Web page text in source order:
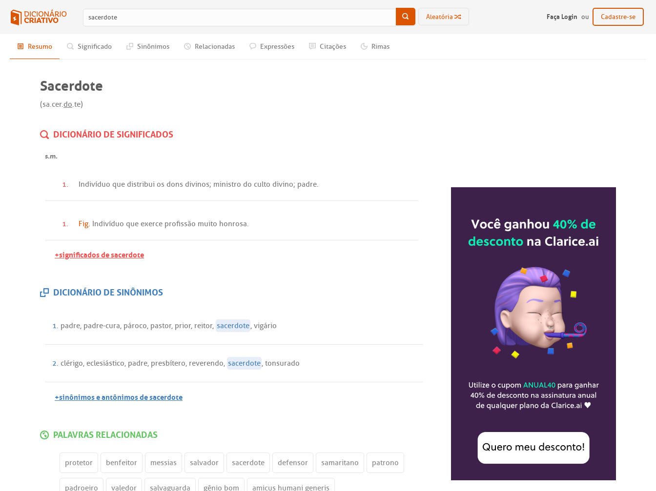
Aleatória Faça Login ou Cadastre-se
Resumo Significado Sinônimos Relacionadas Expressões Citações Rimas
Sacerdote
(sa.cer.do.te)
DICIONÁRIO DE SIGNIFICADOS
s.m.
1. Indivíduo que distribui os dons divinos; ministro do culto divino; padre.
1. Fig. Indivíduo que exerce profissão muito honrosa.
+significados de sacerdote
DICIONÁRIO DE SINÔNIMOS
1. padre, padre-cura, pároco, pastor, prior, reitor, sacerdote, vigário
2. clérigo, eclesiástico, padre, presbítero, reverendo, sacerdote, tonsurado
+sinônimos e antônimos de sacerdote
PALAVRAS RELACIONADAS
protetor benfeitor messias salvador sacerdote defensor samaritano patrono
padroeiro valedor salvaguarda gênio bom amicus humani generis